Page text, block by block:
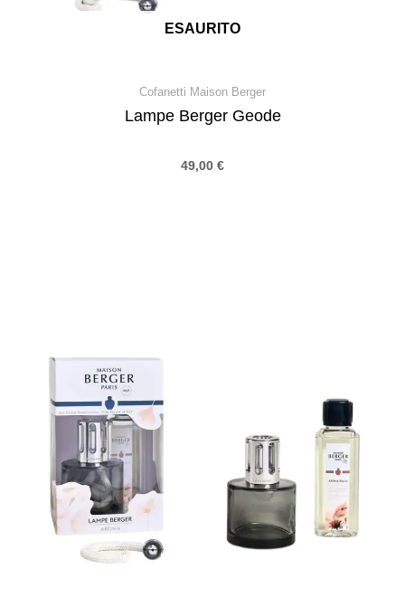
ESAURITO
Cofanetti Maison Berger
Lampe Berger Geode
49,00 €